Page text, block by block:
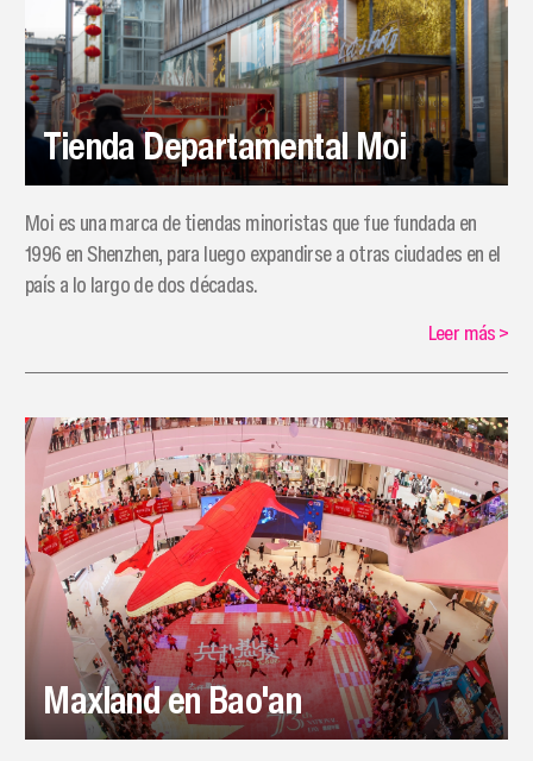
Tienda Departamental Moi
Moi es una marca de tiendas minoristas que fue fundada en
1996 en Shenzhen, para luego expandirse a otras ciudades en el
país a lo largo de dos décadas.
Leer más>
Maxland en Bao'an